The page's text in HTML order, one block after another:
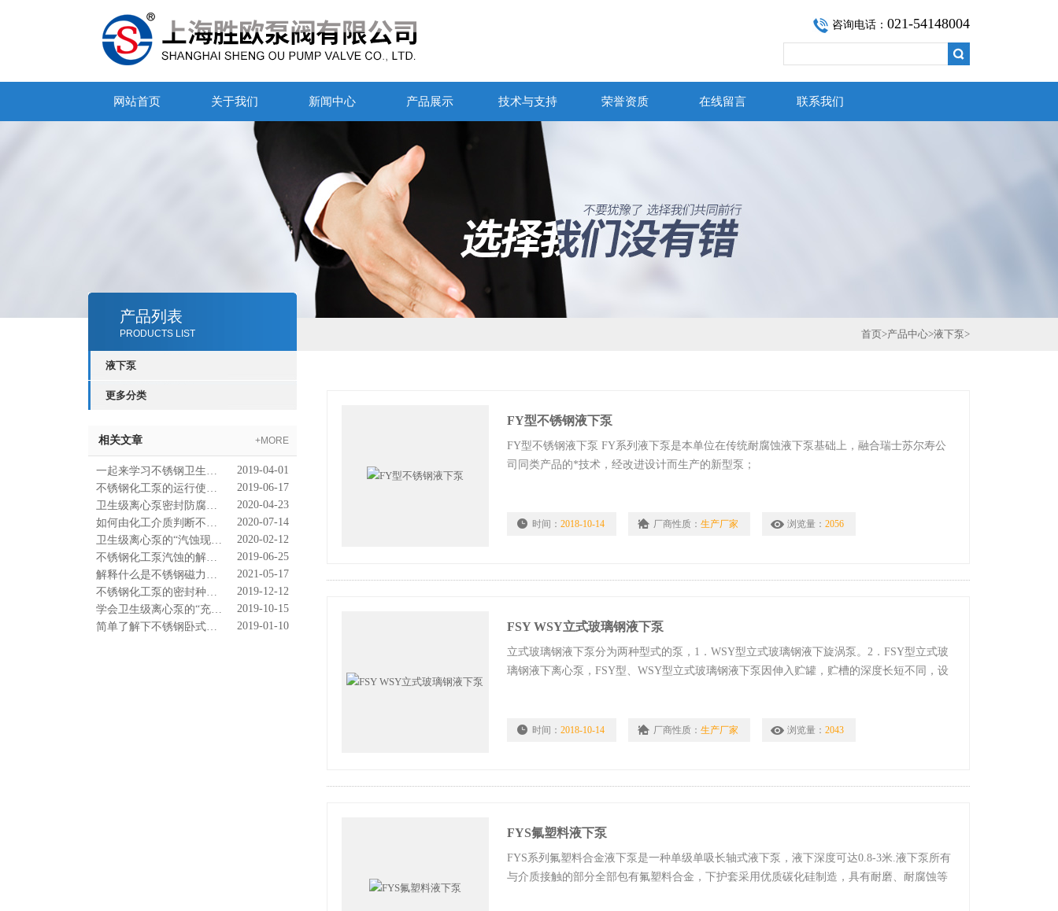
咨询电话： 021-54148004
网站首页 关于我们 新闻中心 产品展示 技术与支持 荣誉资质 在线留言 联系我们
产品列表
PRODUCTS LIST
液下泵
更多分类
相关文章 +MORE
一起来学习不锈钢卫生自吸泵更多的知识点
2019-04-01
不锈钢化工泵的运行使用条件知多少？
2019-06-17
卫生级离心泵密封防腐直通车
2020-04-23
如何由化工介质判断不锈钢化工泵材料？
2020-07-14
卫生级离心泵的“汽蚀现象”作何解释？
2020-02-12
不锈钢化工泵汽蚀的解决方式看仔细了！
2019-06-25
解释什么是不锈钢磁力离心泵的“排出压力”
2021-05-17
不锈钢化工泵的密封种类大科普！
2019-12-12
学会卫生级离心泵的“充水”技巧
2019-10-15
简单了解下不锈钢卧式自吸泵的工作原理
2019-01-10
首页>产品中心>液下泵>
FY型不锈钢液下泵
FY型不锈钢液下泵 FY系列液下泵是本单位在传统耐腐蚀液下泵基础上，融合瑞士苏尔寿公
司同类产品的*技术，经改进设计而生产的新型泵；
时间：2018-10-14 厂商性质：生产厂家 浏览量：2056
FSY WSY立式玻璃钢液下泵
立式玻璃钢液下泵分为两种型式的泵，1．WSY型立式玻璃钢液下旋涡泵。2．FSY型立式玻
璃钢液下离心泵，FSY型、WSY型立式玻璃钢液下泵因伸入贮罐，贮槽的深度长短不同，设
时间：2018-10-14 厂商性质：生产厂家 浏览量：2043
FYS氟塑料液下泵
FYS系列氟塑料合金液下泵是一种单级单吸长轴式液下泵，液下深度可达0.8-3米.液下泵所有
与介质接触的部分全部包有氟塑料合金，下护套采用优质碳化硅制造，具有耐磨、耐腐蚀等